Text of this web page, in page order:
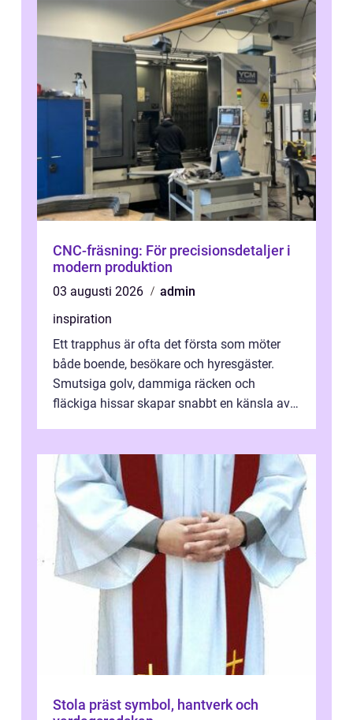
CNC-fräsning: För precisionsdetaljer i
modern produktion
03 augusti 2026
admin
inspiration
Ett trapphus är ofta det första som möter
både boende, besökare och hyresgäster.
Smutsiga golv, dammiga räcken och
fläckiga hissar skapar snabbt en känsla av
Stola präst symbol, hantverk och